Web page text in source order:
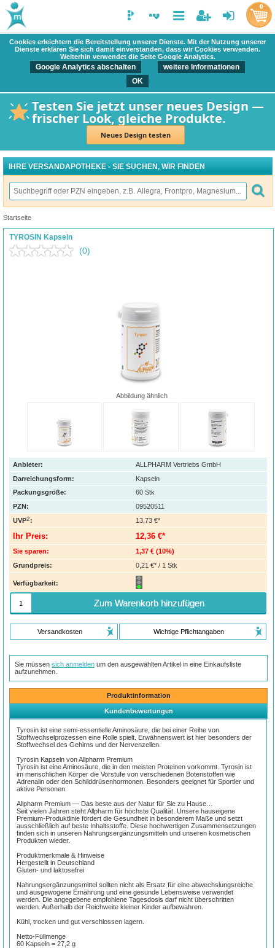
Cookies erleichtern die Bereitstellung unserer Dienste. Mit der Nutzung unserer
Dienste erklären Sie sich damit einverstanden, dass wir Cookies verwenden.
Weiterhin verwendet die Seite Google Analytics.
Google Analytics abschalten
weitere Informationen
OK
Testen Sie jetzt unser neues Design —
frischer Look, gleiche Produkte.
Neues Design testen
0
IHRE VERSANDAPOTHEKE - SIE SUCHEN, WIR FINDEN
Startseite
TYROSIN Kapseln
(0)
Abbildung ähnlich
Anbieter:
ALLPHARM Vertriebs GmbH
Darreichungsform:
Kapseln
Packungsgröße:
60 Stk
PZN:
09520511
UVP2: 13,73 €*
Ihr Preis: 12,36 €*
Sie sparen: 1,37 € (10%)
Grundpreis:
0,21 €* / 1 Stk
Verfügbarkeit:
Zum Warenkorb hinzufügen
Versandkosten Wichtige Pflichtangaben
Sie müssensich anmelden um den ausgewählten Artikel in eine Einkaufsliste
aufzunehmen.
Produktinformation
Kundenbewertungen
Tyrosin ist eine semi-essentielle Aminosäure, die bei einer Reihe von
Stoffwechselprozessen eine Rolle spielt. Erwähnenswert ist hier besonders der
Stoffwechsel des Gehirns und der Nervenzellen.
Tyrosin Kapseln von Allpharm Premium
Tyrosin ist eine Aminosäure, die in den meisten Proteinen vorkommt. Tyrosin ist
im menschlichen Körper die Vorstufe von verschiedenen Botenstoffen wie
Adrenalin oder den Schilddrüsenhormonen. Besonders geeignet für Sportler und
aktive Personen.
Allpharm Premium — Das beste aus der Natur für Sie zu Hause…
Seit vielen Jahren steht Allpharm für höchste Qualität. Unsere hauseigene
Premium-Produktlinie fördert die Gesundheit in besonderem Maße und setzt
ausschließlich auf beste Inhaltsstoffe. Diese hochwertigen Zusammensetzungen
finden sich in unseren Nahrungsergänzungsmitteln und unseren kosmetischen
Produkten wieder.
Produktmerkmale & Hinweise
Hergestellt in Deutschland
Gluten- und laktosefrei
Nahrungsergänzungsmittel sollten nicht als Ersatz für eine abwechslungsreiche
und ausgewogene Ernährung und eine gesunde Lebensweise verwendet
werden. Die angegebene empfohlene Tagesdosis darf nicht überschritten
werden. Außerhalb der Reichweite kleiner Kinder aufbewahren.
Kühl, trocken und gut verschlossen lagern.
Netto-Füllmenge
60 Kapseln = 27,2 g